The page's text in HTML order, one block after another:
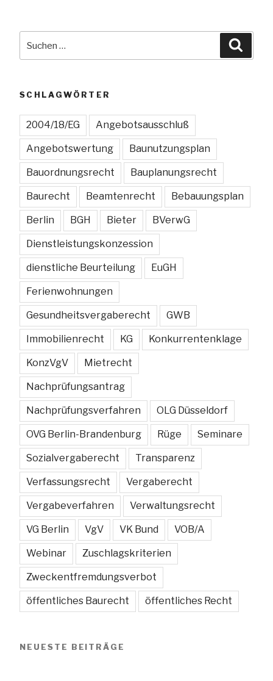
Vergabeverfahren
müssen
vor
der
festgelegt
werden“
nach:
SCHLAGWÖRTER
2004/18/EG Angebotsausschluß
Angebotswertung Baunutzungsplan
Bauordnungsrecht Bauplanungsrecht
Baurecht Beamtenrecht Bebauungsplan
Berlin BGH Bieter BVerwG
Dienstleistungskonzession
dienstliche Beurteilung EuGH
Ferienwohnungen
Gesundheitsvergaberecht GWB
Immobilienrecht KG Konkurrentenklage
KonzVgV Mietrecht
Nachprüfungsantrag
Nachprüfungsverfahren OLG Düsseldorf
OVG Berlin-Brandenburg Rüge Seminare
Sozialvergaberecht Transparenz
Verfassungsrecht Vergaberecht
Vergabeverfahren Verwaltungsrecht
VG Berlin VgV VK Bund VOB/A
Webinar Zuschlagskriterien
Zweckentfremdungsverbot
öffentliches Baurecht öffentliches Recht
NEUESTE BEITRÄGE